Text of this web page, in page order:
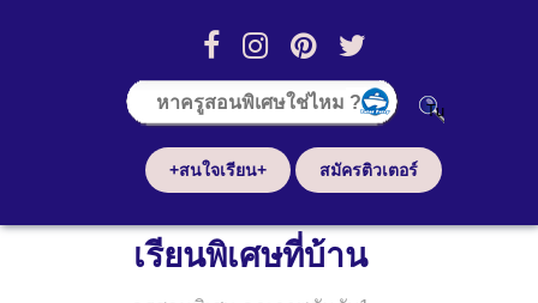
+สนใจเรียน+ สมัครติวเตอร์
เรียนพิเศษที่บ้าน